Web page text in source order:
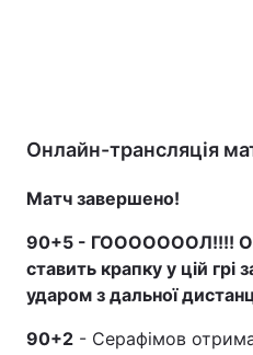
Онлайн-трансляція
Матч завершено!
90+5 - ГОООООООЛ!!!!
ставить крапку у цій
ударом з дальної
90+2 - Серафімов